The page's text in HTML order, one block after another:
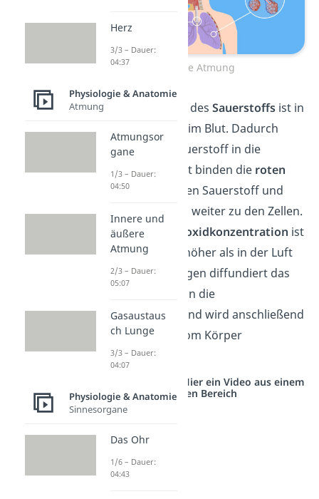
Äußere Atmung
Die Konzentration des Sauerstoffs ist in
der Luft höher als im Blut. Dadurch
diffundiert der Sauerstoff in die
Blutgefäße. Im Blut binden die roten
Blutkörperchen
den Sauerstoff und
transportieren ihn weiter zu den Zellen.
Kohlenstoffdioxidkonzentration ist
hingegen im Blut höher als in der Luft
der Lunge. Deswegen diffundiert das
Gas aus dem Blut in die
Lungenbläschen und wird anschließend
beimAusatmen
vom Körper
abgegeben.
Studyflix vernetzt: Hier ein Video aus einem
anderen Bereich
Herz
3/3 – Dauer:
04:37
Physiologie & Anatomie
Atmung
Atmungsor
gane
1/3 – Dauer:
04:50
Innere und
äußere
Atmung
2/3 – Dauer:
05:07
Gasaustaus
ch Lunge
3/3 – Dauer:
04:07
Physiologie & Anatomie
Sinnesorgane
Das Ohr
1/6 – Dauer:
04:43